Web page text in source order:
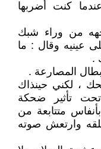
كنت أضربها
من وراء شبك
عينيه وقال : ما
.
المصارعة .
، لكني حينذاك
تأثير ضحكة
متتابعة من
وارتعش صوته